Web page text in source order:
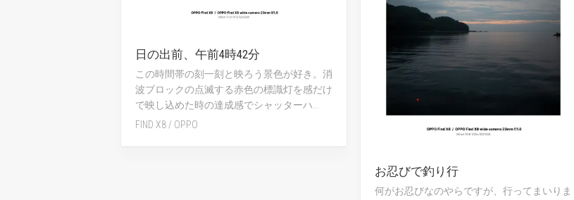
日の出前、午前4時42分
この時間帯の刻一刻と映ろう景色が好き。消
波ブロックの点滅する赤色の標識灯を感だけ
で映し込めた時の達成感でシャッターハ...
FIND X8/ OPPO
お忍びで釣り行
何がお忍びなのやらですが、行ってまいりま